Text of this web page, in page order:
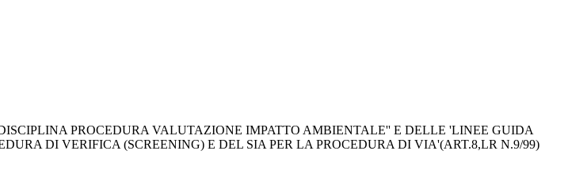
PROCEDURA VALUTAZIONE IMPATTO AMBIENTALE'' E DELLE 'LINEE GUIDA
DI VERIFICA (SCREENING) E DEL SIA PER LA PROCEDURA DI VIA'(ART.8,LR N.9/99)